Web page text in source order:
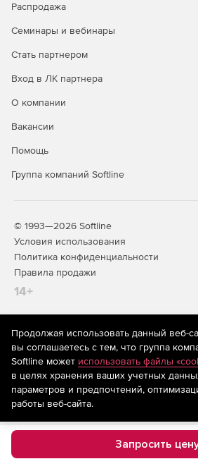
Запросить
Распродажа
Семинары и вебинары
Стать партнером
Вход в ЛК партнера
О компании
Вакансии
Помощь
Группа компаний Softline
© 1993—2026 Softline
Условия использования
Политика конфиденциальности
Правила продажи
14+
На информационном ресурсе
рекомендательные технологии
предоставления информации на основе
систематизации и анализа сведений,
предпочтениям пользователей сети
находящихся на территории
Продолжая использовать данный веб-
вы соглашаетесь с тем, что группа
Softline может использовать файлы
в целях хранения ваших учетных
параметров и предпочтений,
работы веб-сайта.